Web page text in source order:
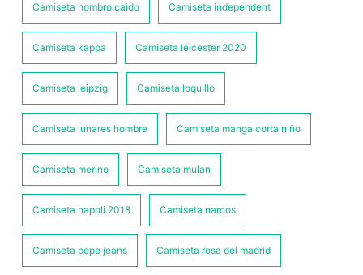
Camiseta hombro caido Camiseta independent
Camiseta kappa Camiseta leicester 2020
Camiseta leipzig Camiseta loquillo
Camiseta lunares hombre Camiseta manga corta niño
Camiseta merino Camiseta mulan
Camiseta napoli 2018 Camiseta narcos
Camiseta pepe jeans Camiseta rosa del madrid